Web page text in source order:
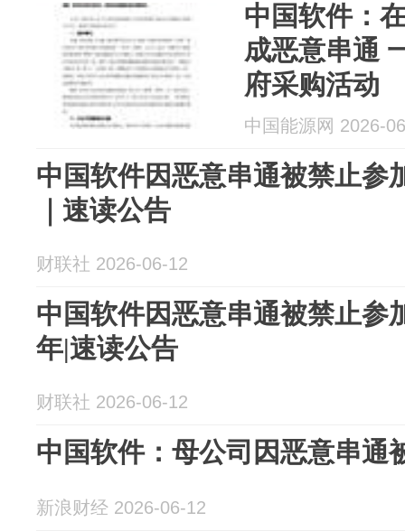
中国软件：
成恶意串通
府采购活动
中国能源网 2026-
中国软件因恶意串通被禁止参
｜速读公告
财联社 2026-06-12
中国软件因恶意串通被禁止参
年|速读公告
财联社 2026-06-12
中国软件：母公司因恶意串通
新浪财经 2026-06-12